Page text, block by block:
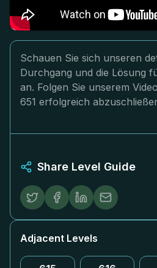
Schauen Sie sich unseren
Durchgang und die Lösung
an. Folgen Sie unserem
651 erfolgreich
Share Level Guide
Adjacent Levels